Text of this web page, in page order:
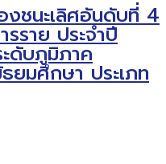
ชนะเลิศอันดับที่ 4
รราย ประจำปี
ดับภูมิภาค
ยมศึกษา ประเภท